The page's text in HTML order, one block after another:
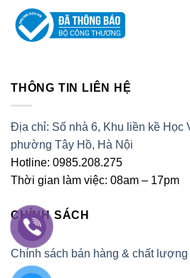
THÔNG TIN LIÊN HỆ
Địa chỉ: Số nhà 6, Khu liền kề Học
phường Tây Hồ, Hà Nội
Hotline: 0985.208.275
Thời gian làm việc: 08am – 17pm
CHÍNH SÁCH
Chính sách bán hàng & chất lượng